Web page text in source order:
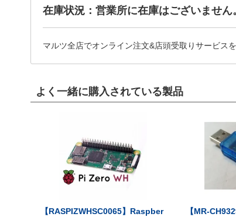
在庫状況：営業所に在庫はございません
マルツ全店でオンライン注文&店頭受取りサービス
よく一緒に購入されている製品
【RASPIZWHSC0065】Raspber
【MR-